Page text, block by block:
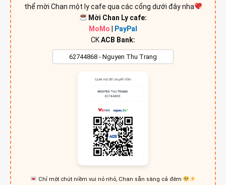
thể mời Chan một ly cafe qua các cổng dưới đây nha
Mời Chan Ly cafe:
MoMo | PayPal
CKACB Bank:
Chỉ một chút niềm vui nỏ nhỏ, Chan sẵn sàng cả đêm